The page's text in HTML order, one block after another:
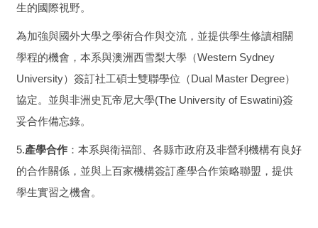
生的國際視野。
為加強與國外大學之學術合作與交流，並提供學生修讀相關
學程的機會，本系與澳洲西雪梨大學（Western Sydney
University）簽訂社工碩士雙聯學位（Dual Master Degree）
協定。並與非洲史瓦帝尼大學(The University of Eswatini)簽
妥合作備忘錄。
5.產學合作：本系與衛福部、各縣市政府及非營利機構有良好
的合作關係，並與上百家機構簽訂產學合作策略聯盟，提供
學生實習之機會。